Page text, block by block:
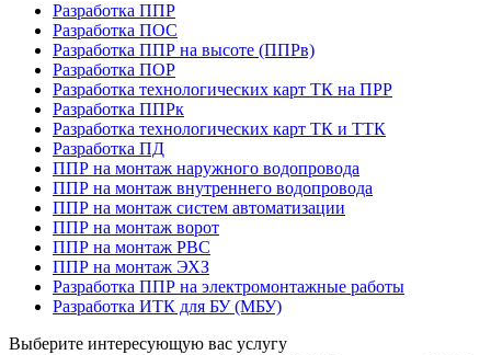
Разработка ППР
Разработка ПОС
Разработка ППР на высоте (ППРв)
Разработка ПОР
Разработка технологических карт ТК на ПРР
Разработка ППРк
Разработка технологических карт ТК и ТТК
Разработка ПД
ППР на монтаж наружного водопровода
ППР на монтаж внутреннего водопровода
ППР на монтаж систем автоматизации
ППР на монтаж ворот
ППР на монтаж РВС
ППР на монтаж ЭХЗ
Разработка ППР на электромонтажные работы
Разработка ИТК для БУ (МБУ)
Выберите интересующую вас услугу